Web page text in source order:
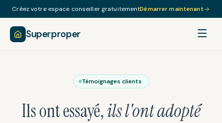
Créez votre espace conseiller gratuitementDémarrer maintenant
Superproper
Témoignages clients
Ils ont essayé,ils l'ont adopté